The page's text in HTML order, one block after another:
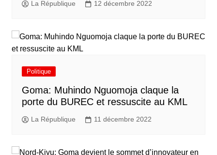
La République 12 décembre 2022
Politique
Goma: Muhindo Nguomoja claque la
porte du BUREC et ressuscite au KML
La République 11 décembre 2022